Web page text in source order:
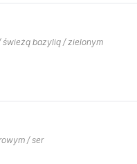
świeżą bazylią / zielonym
/ ser